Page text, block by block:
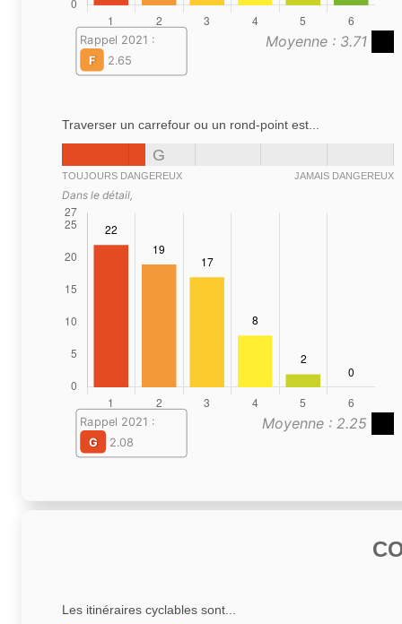
Moyenne : 3.71
Rappel 2021 :
F
2.65
Traverser un carrefour ou un rond-point est...
G
TOUJOURS DANGEREUX JAMAIS DANGEREUX
Dans le détail,
Moyenne : 2.25
Rappel 2021 :
G
2.08
Les itinéraires cyclables sont...